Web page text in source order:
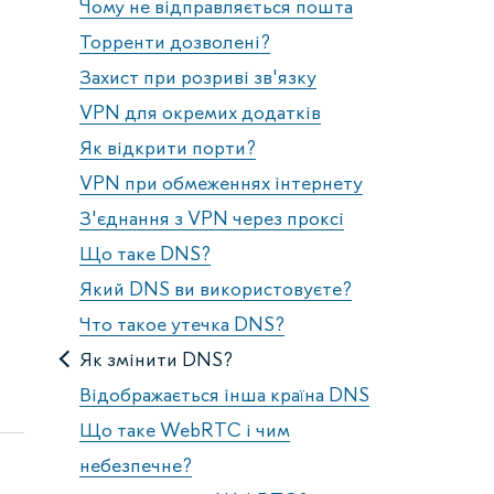
Чому не відправляється пошта
Торренти дозволені?
Захист при розриві зв'язку
VPN для окремих додатків
Як відкрити порти?
VPN при обмеженнях інтернету
З'єднання з VPN через проксі
Що таке DNS?
Який DNS ви використовуєте?
Что такое утечка DNS?
Як змінити DNS?
Відображається інша країна DNS
Що таке WebRTC і чим
небезпечне?